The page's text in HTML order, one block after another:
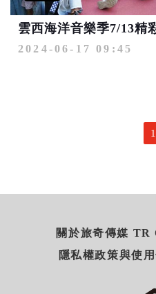
2024-06-17 09:45
1
關於旅奇傳媒
隱私權政策與使